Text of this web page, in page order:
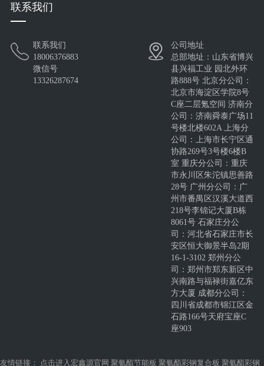
澳式插口复合板/澳式Z型
锁口墙面板
依实瓦®InsulateRoof®-
LapSoft-聚氨酯金
联系我们
联系我们
18006376883
微信号
13326287674
公司地址
总部地址：山东省博兴
县兴福工业 园北外环
路888号 北京分公司：
北京市海淀区学院8号
C座二层氪空间 济南分
公司：济南舜泰广场11
号楼北楼602A 上海分
公司：上海市长宁区通
协路269号3号楼6楼B
室 重庆分公司：重庆
市永川区朱沱镇思善路
28号 广州分公司：广
州市番禺区汉溪大道西
218号李锦记大厦B栋
8061号 石家庄分公
司：河北省石家庄市长
安区恒大御景半岛2期
16-1-3102 郑州分公
司：郑州市郑东新区中
兴南路与福禄街嘉亿东
方大厦 成都分公司：
四川省成都市锦江区金
石路166号天府宝座C
座903
友情链接： 点击进入宏鑫源官网 聚氨酯节能板 聚氨酯彩钢复合板 聚氨酯彩钢